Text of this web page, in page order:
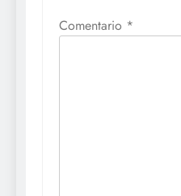
Comentario *